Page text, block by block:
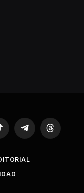
TelegramThreads